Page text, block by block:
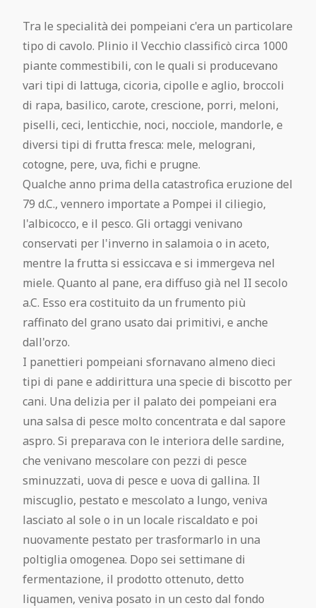
Tra le specialità dei pompeiani c'era un particolare
tipo di cavolo. Plinio il Vecchio classificò circa 1000
piante commestibili, con le quali si producevano
vari tipi di lattuga, cicoria, cipolle e aglio, broccoli
di rapa, basilico, carote, crescione, porri, meloni,
piselli, ceci, lenticchie, noci, nocciole, mandorle, e
diversi tipi di frutta fresca: mele, melograni,
cotogne, pere, uva, fichi e prugne.
Qualche anno prima della catastrofica eruzione del
79 d.C., vennero importate a Pompei il ciliegio,
l'albicocco, e il pesco. Gli ortaggi venivano
conservati per l'inverno in salamoia o in aceto,
mentre la frutta si essiccava e si immergeva nel
miele. Quanto al pane, era diffuso già nel II secolo
a.C. Esso era costituito da un frumento più
raffinato del grano usato dai primitivi, e anche
dall'orzo.
I panettieri pompeiani sfornavano almeno dieci
tipi di pane e addirittura una specie di biscotto per
cani. Una delizia per il palato dei pompeiani era
una salsa di pesce molto concentrata e dal sapore
aspro. Si preparava con le interiora delle sardine,
che venivano mescolare con pezzi di pesce
sminuzzati, uova di pesce e uova di gallina. Il
miscuglio, pestato e mescolato a lungo, veniva
lasciato al sole o in un locale riscaldato e poi
nuovamente pestato per trasformarlo in una
poltiglia omogenea. Dopo sei settimane di
fermentazione, il prodotto ottenuto, detto
liquamen, veniva posato in un cesto dal fondo
Pompei Gratis
Regolamento visita
Pompeii Situs Latine scriptus
Esposizione permanente dei calchi di
Pompei
Guida ufficiale di Pompei